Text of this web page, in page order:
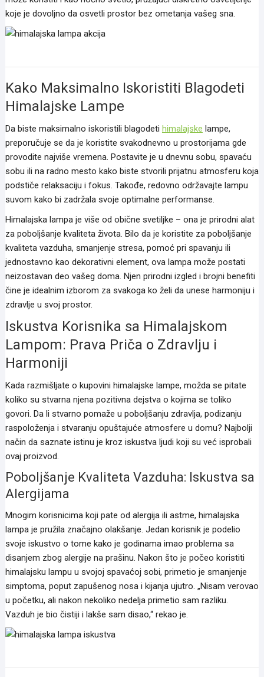
koje je dovoljno da osvetli prostor bez ometanja vašeg sna.
Kako Maksimalno Iskoristiti Blagodeti
Himalajske Lampe
Da biste maksimalno iskoristili blagodeti himalajske lampe,
preporučuje se da je koristite svakodnevno u prostorijama gde
provodite najviše vremena. Postavite je u dnevnu sobu, spavaću
sobu ili na radno mesto kako biste stvorili prijatnu atmosferu koja
podstiče relaksaciju i fokus. Takođe, redovno održavajte lampu
suvom kako bi zadržala svoje optimalne performanse.
Himalajska lampa je više od obične svetiljke – ona je prirodni alat
za poboljšanje kvaliteta života. Bilo da je koristite za poboljšanje
kvaliteta vazduha, smanjenje stresa, pomoć pri spavanju ili
jednostavno kao dekorativni element, ova lampa može postati
neizostavan deo vašeg doma. Njen prirodni izgled i brojni benefiti
čine je idealnim izborom za svakoga ko želi da unese harmoniju i
zdravlje u svoj prostor.
Iskustva Korisnika sa Himalajskom
Lampom: Prava Priča o Zdravlju i
Harmoniji
Kada razmišljate o kupovini himalajske lampe, možda se pitate
koliko su stvarna njena pozitivna dejstva o kojima se toliko
govori. Da li stvarno pomaže u poboljšanju zdravlja, podizanju
raspoloženja i stvaranju opuštajuće atmosfere u domu? Najbolji
način da saznate istinu je kroz iskustva ljudi koji su već isprobali
ovaj proizvod.
Poboljšanje Kvaliteta Vazduha: Iskustva sa
Alergijama
Mnogim korisnicima koji pate od alergija ili astme, himalajska
lampa je pružila značajno olakšanje. Jedan korisnik je podelio
svoje iskustvo o tome kako je godinama imao problema sa
disanjem zbog alergije na prašinu. Nakon što je počeo koristiti
himalajsku lampu u svojoj spavaćoj sobi, primetio je smanjenje
simptoma, poput zapušenog nosa i kijanja ujutro. „Nisam verovao
u početku, ali nakon nekoliko nedelja primetio sam razliku.
Vazduh je bio čistiji i lakše sam disao,“ rekao je.